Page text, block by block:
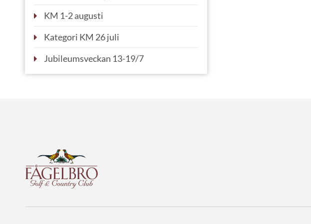
KM 1-2 augusti
Kategori KM 26 juli
Jubileumsveckan 13-19/7